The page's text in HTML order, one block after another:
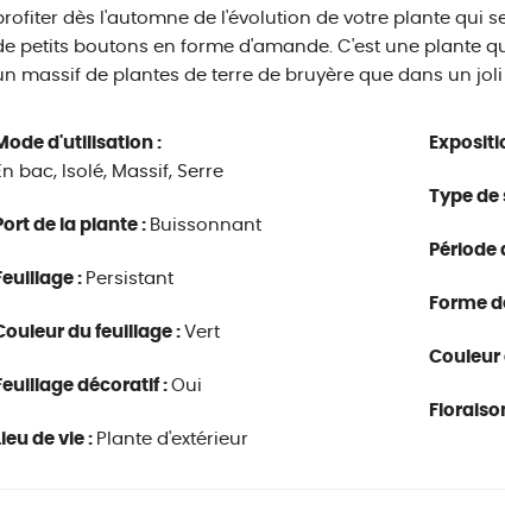
dès l'automne de l'évolution de votre plante qui
petits boutons en forme d'amande. C'est une plante
massif de plantes de terre de bruyère que dans un joli
d'utilisation :
bac, Isolé, Massif, Serre
de la plante : Buissonnant
: Persistant
du feuillage : Vert
décoratif :Oui
de vie : Plante d'extérieur
Type de
Période
Forme
Couleur